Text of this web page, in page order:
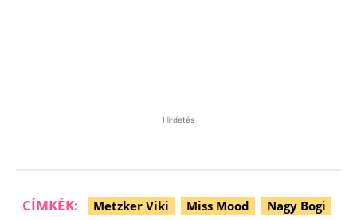
Hirdetés
CÍMKÉK: Metzker Viki Miss Mood
Nagy Bogi